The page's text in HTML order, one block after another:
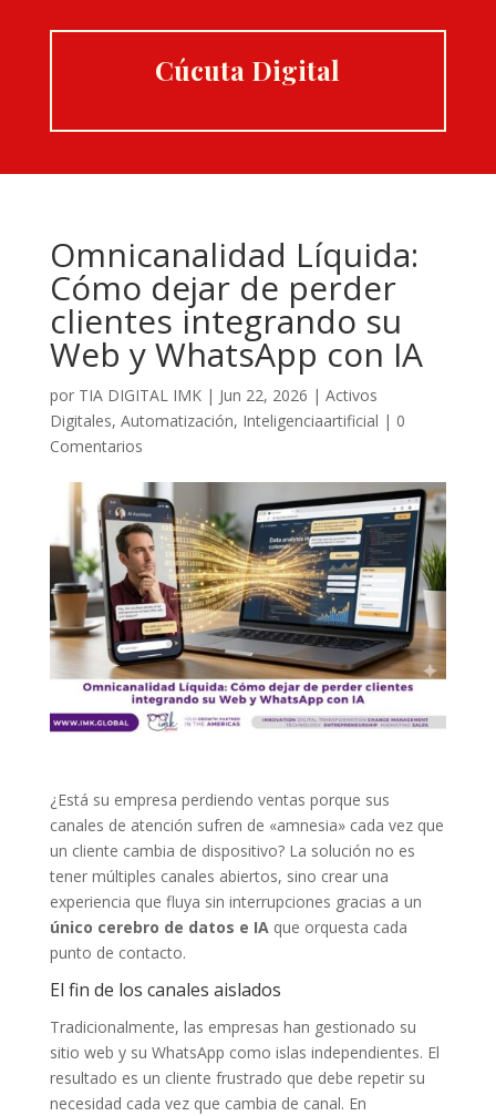
Cúcuta Digital
Omnicanalidad Líquida:
Cómo dejar de perder
clientes integrando su
Web y WhatsApp con IA
por TIA DIGITAL IMK| Jun 22, 2026 | Activos
Digitales, Automatización, Inteligenciaartificial | 0
Comentarios
¿Está su empresa perdiendo ventas porque sus
canales de atención sufren de «amnesia» cada vez que
un cliente cambia de dispositivo? La solución no es
tener múltiples canales abiertos, sino crear una
experiencia que fluya sin interrupciones gracias a un
único cerebro de datos e IAque orquesta cada
punto de contacto.
El fin de los canales aislados
Tradicionalmente, las empresas han gestionado su
sitio web y su WhatsApp como islas independientes. El
resultado es un cliente frustrado que debe repetir su
necesidad cada vez que cambia de canal. En